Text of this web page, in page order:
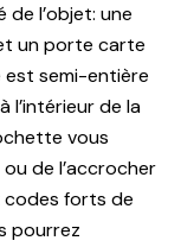
l’objet: une
un porte carte
est semi-entière
l’intérieur de la
vous
de l’accrocher
codes forts de
pourrez